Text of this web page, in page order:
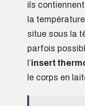
ils
la
situe sous la
parfois
l’insert
le corps en